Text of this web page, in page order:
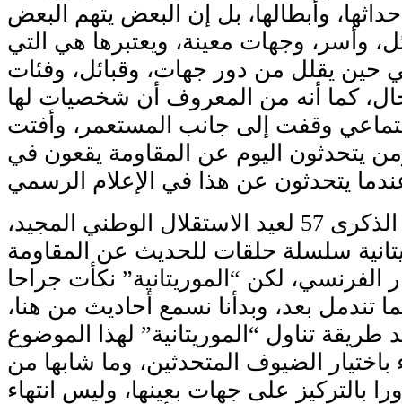
وأبطالها، بل إن البعض يتهم البعض
وأسر، وجهات معينة، ويعتبرها هي التي
حين يقلل من دور جهات، وقبائل، وفئات
كما أنه من المعروف أن شخصيات لها
وقفت إلى جانب المستعمر، وأفتت
يتحدثون اليوم عن المقاومة يقعون في
يتحدثون عن هذا في الإعلام الرسمي
وقبل أيام من حلول الذكرى 57 لعيد الاستقلال الوطني المجيد،
سلسلة حلقات للحديث عن المقاومة
الفرنسي، لكن “الموريتانية” نكأت جراحا
تندمل بعد، وبدأنا نسمع أحاديث من هنا،
طريقة تناول “الموريتانية” لهذا الموضوع
الضيوف المتحدثين، وما شابها من
بالتركيز على جهات بعينها، وليس انتهاء